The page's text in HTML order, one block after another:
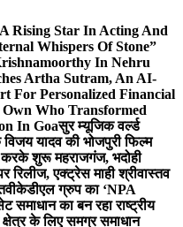
Rising Star In Acting And
Whispers Of Stone”
In Nehru
Artha Sutram, An AI-
For Personalized Financial
Own Who Transformed
In Goaसुर म्यूजिक वर्ल्ड
विजय यादव की भोजपुरी फिल्म
करके शुरू महराजगंज, भदोही
रिलीज, एक्ट्रेस माही श्रीवास्तव
वीकेडीएल ग्रुप का ‘NPA
समाधान का बन रहा राष्ट्रीय
के लिए समग्र समाधान